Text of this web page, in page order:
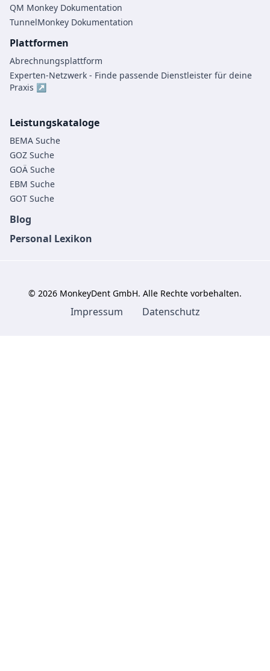
QM Monkey Dokumentation
TunnelMonkey Dokumentation
Plattformen
Abrechnungsplattform
Experten-Netzwerk - Finde passende Dienstleister für deine
Praxis ↗
Leistungskataloge
BEMA Suche
GOZ Suche
GOÄ Suche
EBM Suche
GOT Suche
Blog
Personal Lexikon
© 2026 MonkeyDent GmbH. Alle Rechte vorbehalten.
Impressum Datenschutz